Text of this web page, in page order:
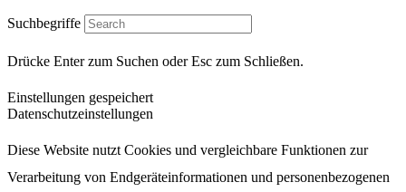
Suchbegriffe
Drücke Enter zum Suchen oder Esc zum Schließen.
Einstellungen gespeichert
Datenschutzeinstellungen
Diese Website nutzt Cookies und vergleichbare Funktionen zur
Verarbeitung von Endgeräteinformationen und personenbezogenen